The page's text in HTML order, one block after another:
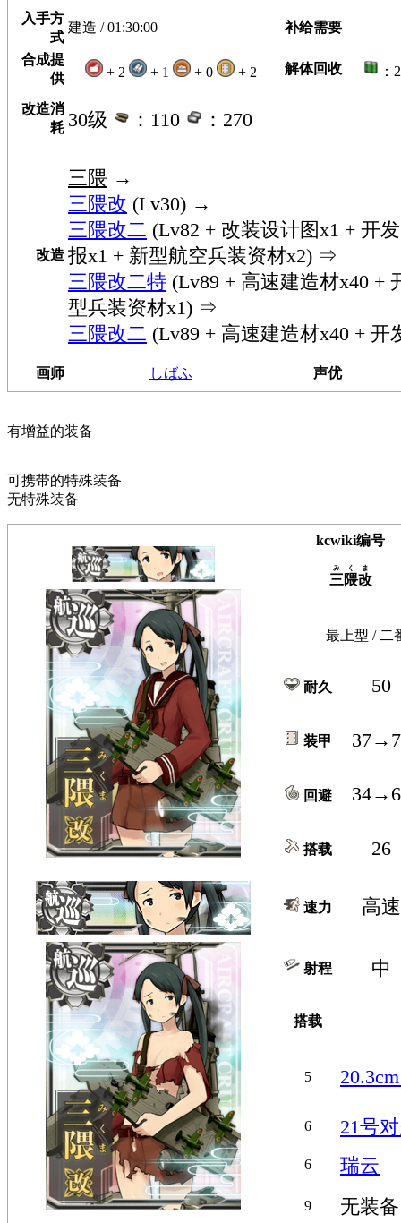
入手方
式
建造 / 01:30:00 补给需要
合成提
供
+ 2 + 1 + 0 + 2 解体回收 ：
改造消
耗 30级 ：110 ：270
改造
三隈 →
三隈改 (Lv30) →
三隈改二 (Lv82 + 改装设计图x1 + 开
报x1 + 新型航空兵装资材x2) ⇒
三隈改二特 (Lv89 + 高速建造材x40 +
型兵装资材x1) ⇒
三隈改二 (Lv89 + 高速建造材x40 + 开
画师 しばふ 声优
有增益的装备
可携带的特殊装备
无特殊装备
kcwiki编号
三隈改
みくま
最上型 / 二
耐久 50
装甲
回避
搭载 26
速力 高速
射程 中
搭载
5
6 21号
6 瑞云
9 无装备